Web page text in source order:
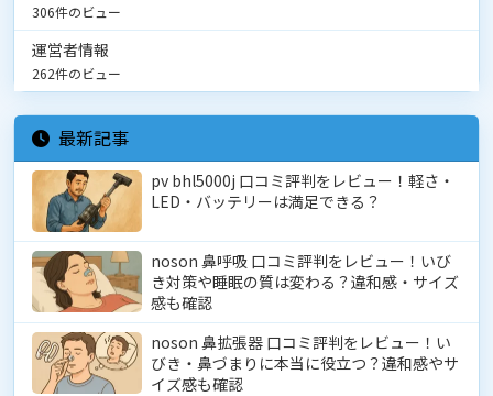
306件のビュー
運営者情報
262件のビュー
最新記事
pv bhl5000j 口コミ評判をレビュー！軽さ・
LED・バッテリーは満足できる？
noson 鼻呼吸 口コミ評判をレビュー！いび
き対策や睡眠の質は変わる？違和感・サイズ
感も確認
noson 鼻拡張器 口コミ評判をレビュー！い
びき・鼻づまりに本当に役立つ？違和感やサ
イズ感も確認